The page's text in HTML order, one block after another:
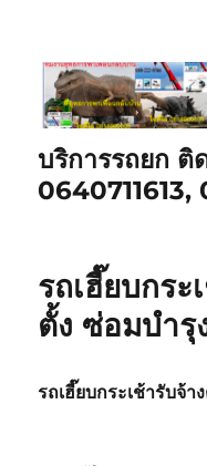
บริการรถยก
รถเฮี๊ยบกร
ตั้ง ซ่อมบำรุ
รถเฮี๊ยบกระเช้ารับจ้า